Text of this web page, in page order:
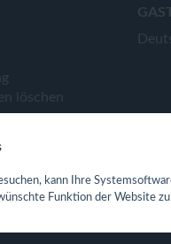
löschen
kann Ihre
Funktion der Website